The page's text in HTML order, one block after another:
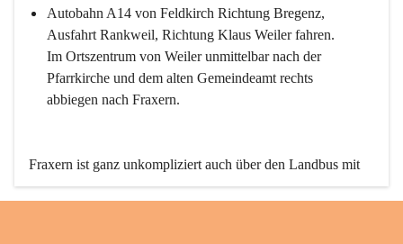
Autobahn A14 von Feldkirch Richtung Bregenz,
Ausfahrt Rankweil, Richtung Klaus Weiler fahren.
Im Ortszentrum von Weiler unmittelbar nach der
Pfarrkirche und dem alten Gemeindeamt rechts
abbiegen nach Fraxern.
Fraxern ist ganz unkompliziert auch über den Landbus mit
den öffentlichen Verkehrsmitteln zu erreichen. Die Linie